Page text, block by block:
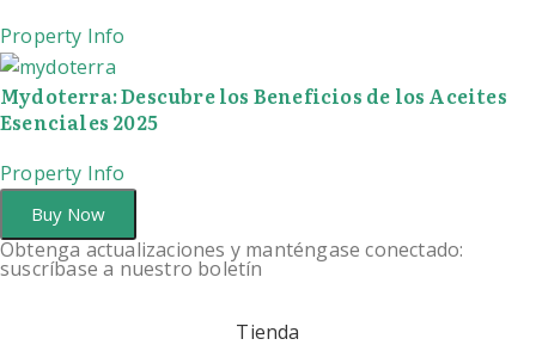
Property Info
Mydoterra: Descubre los Beneficios de los Aceites
Esenciales 2025
Property Info
Buy Now
Obtenga actualizaciones y manténgase conectado:
suscríbase a nuestro boletín
Tienda